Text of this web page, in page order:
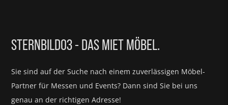
STERNBILD03 - DAS MIET MÖBEL.
Sie sind auf der Suche nach einem zuverlässigen Möbel-
Partner für Messen und Events? Dann sind Sie bei uns
genau an der richtigen Adresse!